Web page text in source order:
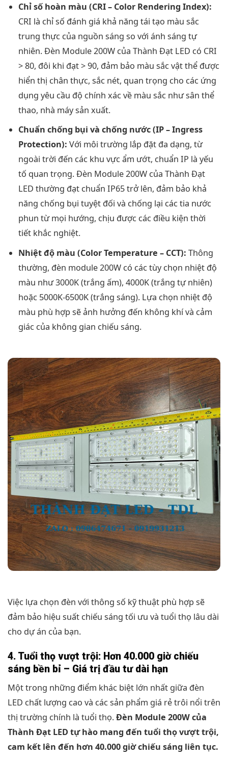
Chỉ số hoàn màu (CRI – Color Rendering Index):
CRI là chỉ số đánh giá khả năng tái tạo màu sắc
trung thực của nguồn sáng so với ánh sáng tự
nhiên. Đèn Module 200W của Thành Đạt LED có CRI
> 80, đôi khi đạt > 90, đảm bảo màu sắc vật thể được
hiển thị chân thực, sắc nét, quan trọng cho các ứng
dụng yêu cầu độ chính xác về màu sắc như sân thể
thao, nhà máy sản xuất.
Chuẩn chống bụi và chống nước (IP – Ingress
Protection): Với môi trường lắp đặt đa dạng, từ
ngoài trời đến các khu vực ẩm ướt, chuẩn IP là yếu
tố quan trọng. Đèn Module 200W của Thành Đạt
LED thường đạt chuẩn IP65 trở lên, đảm bảo khả
năng chống bụi tuyệt đối và chống lại các tia nước
phun từ mọi hướng, chịu được các điều kiện thời
tiết khắc nghiệt.
Nhiệt độ màu (Color Temperature – CCT): Thông
thường, đèn module 200W có các tùy chọn nhiệt độ
màu như 3000K (trắng ấm), 4000K (trắng tự nhiên)
hoặc 5000K-6500K (trắng sáng). Lựa chọn nhiệt độ
màu phù hợp sẽ ảnh hưởng đến không khí và cảm
giác của không gian chiếu sáng.
Việc lựa chọn đèn với thông số kỹ thuật phù hợp sẽ
đảm bảo hiệu suất chiếu sáng tối ưu và tuổi thọ lâu dài
cho dự án của bạn.
4. Tuổi thọ vượt trội: Hơn 40.000 giờ chiếu
sáng bền bỉ – Giá trị đầu tư dài hạn
Một trong những điểm khác biệt lớn nhất giữa đèn
LED chất lượng cao và các sản phẩm giá rẻ trôi nổi trên
thị trường chính là tuổi thọ. Đèn Module 200W của
Thành Đạt LED tự hào mang đến tuổi thọ vượt trội,
cam kết lên đến hơn 40.000 giờ chiếu sáng liên tục.